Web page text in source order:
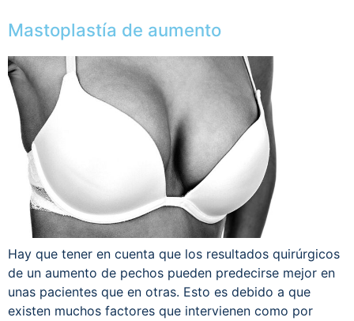
Mastoplastía de aumento
Hay que tener en cuenta que los resultados quirúrgicos
de un aumento de pechos pueden predecirse mejor en
unas pacientes que en otras. Esto es debido a que
existen muchos factores que intervienen como por